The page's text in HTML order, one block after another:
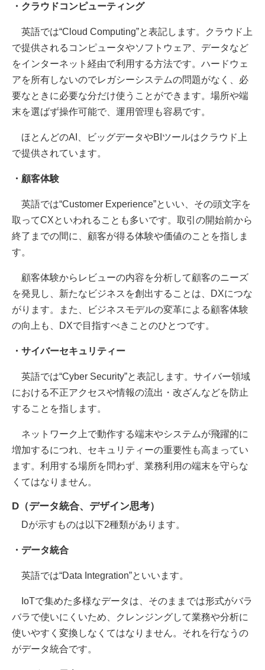
・クラウドコンピューティング
英語では“Cloud Computing”と表記します。クラウド上
で提供されるコンピュータやソフトウェア、データなど
をインターネット経由で利用する方法です。ハードウェ
アを所有しないのでレガシーシステムの問題がなく、必
要なときに必要な分だけ使うことができます。場所や端
末を選ばず操作可能で、運用管理も容易です。
ほとんどのAI、ビッグデータやBIツールはクラウド上
で提供されています。
・顧客体験
英語では“Customer Experience”といい、その頭文字を
取ってCXといわれることも多いです。取引の開始前から
終了までの間に、顧客が得る体験や価値のことを指しま
す。
顧客体験からレビューの内容を分析して顧客のニーズ
を発見し、新たなビジネスを創出することは、DXにつな
がります。また、ビジネスモデルの変革による顧客体験
の向上も、DXで目指すべきことのひとつです。
・サイバーセキュリティー
英語では“Cyber Security”と表記します。サイバー領域
における不正アクセスや情報の流出・改ざんなどを防止
することを指します。
ネットワーク上で動作する端末やシステムが飛躍的に
増加するにつれ、セキュリティーの重要性も高まってい
ます。利用する場所を問わず、業務利用の端末を守らな
くてはなりません。
D（データ統合、デザイン思考）
Dが示すものは以下2種類があります。
・データ統合
英語では“Data Integration”といいます。
IoTで集めた多様なデータは、そのままでは形式がバラ
バラで使いにくいため、クレンジングして業務や分析に
使いやすく変換しなくてはなりません。それを行なうの
がデータ統合です。